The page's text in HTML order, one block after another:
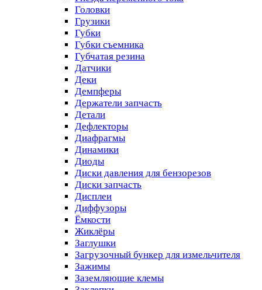
Головки
Грузики
Губки
Губки съемника
Губчатая резина
Датчики
Деки
Демпферы
Держатели запчасть
Детали
Дефлекторы
Диафрагмы
Динамики
Диоды
Диски давления для бензорезов
Диски запчасть
Дисплеи
Диффузоры
Ёмкости
Жиклёры
Заглушки
Загрузочный бункер для измельчителя
Зажимы
Заземляющие клемы